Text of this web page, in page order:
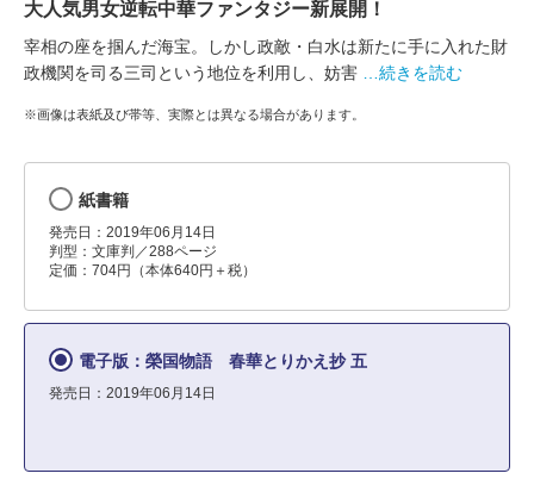
大人気男女逆転中華ファンタジー新展開！
宰相の座を掴んだ海宝。しかし政敵・白水は新たに手に入れた財
政機関を司る三司という地位を利用し、妨害
…続きを読む
※画像は表紙及び帯等、実際とは異なる場合があります。
紙書籍
発売日：2019年06月14日
判型：文庫判／288ページ
定価：704円（本体640円＋税）
電子版：榮国物語 春華とりかえ抄 五
発売日：2019年06月14日